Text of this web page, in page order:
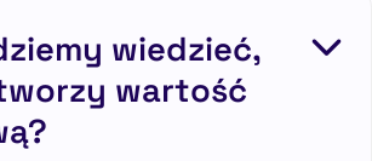
wiedzieć,
wartość